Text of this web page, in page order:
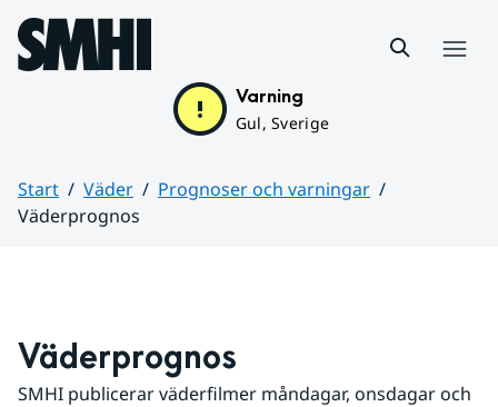
Hoppa till sidans innehåll
Varning
Gul, Sverige
Start Väder
Prognoser och varningar
Väderprognos
Väderprognos
SMHI publicerar väderfilmer måndagar, onsdagar och